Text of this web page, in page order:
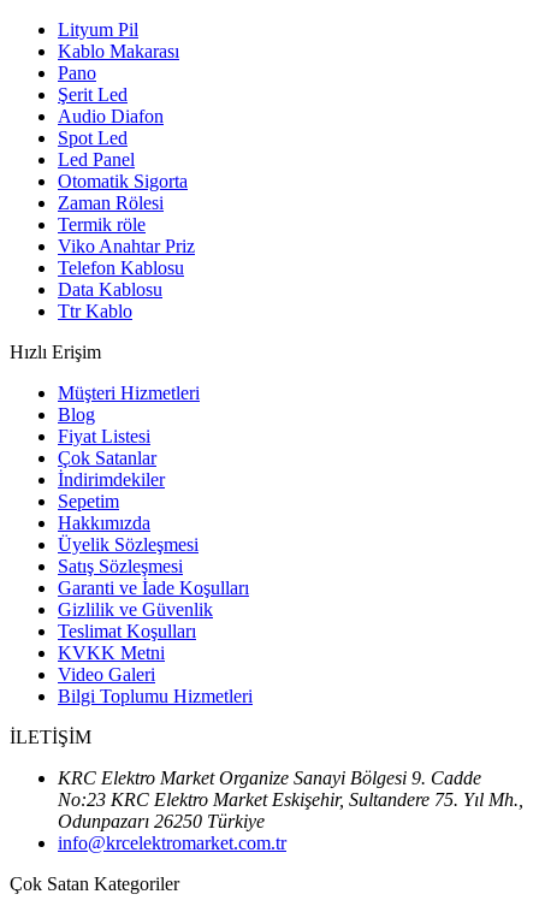
Lityum Pil
Kablo Makarası
Pano
Şerit Led
Audio Diafon
Spot Led
Led Panel
Otomatik Sigorta
Zaman Rölesi
Termik röle
Viko Anahtar Priz
Telefon Kablosu
Data Kablosu
Ttr Kablo
Hızlı Erişim
Müşteri Hizmetleri
Blog
Fiyat Listesi
Çok Satanlar
İndirimdekiler
Sepetim
Hakkımızda
Üyelik Sözleşmesi
Satış Sözleşmesi
Garanti ve İade Koşulları
Gizlilik ve Güvenlik
Teslimat Koşulları
KVKK Metni
Video Galeri
Bilgi Toplumu Hizmetleri
İLETİŞİM
KRC Elektro Market Organize Sanayi Bölgesi 9. Cadde
No:23 KRC Elektro Market Eskişehir, Sultandere 75. Yıl Mh.,
Odunpazarı 26250 Türkiye
info@krcelektromarket.com.tr
Çok Satan Kategoriler